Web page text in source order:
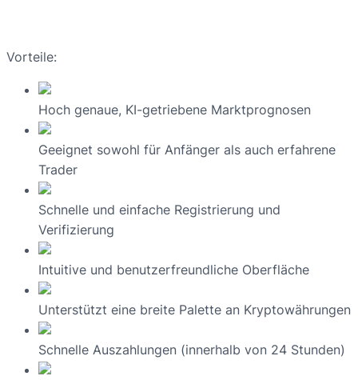
Vorteile:
Hoch genaue, KI-getriebene Marktprognosen
Geeignet sowohl für Anfänger als auch erfahrene
Trader
Schnelle und einfache Registrierung und
Verifizierung
Intuitive und benutzerfreundliche Oberfläche
Unterstützt eine breite Palette an Kryptowährungen
Schnelle Auszahlungen (innerhalb von 24 Stunden)